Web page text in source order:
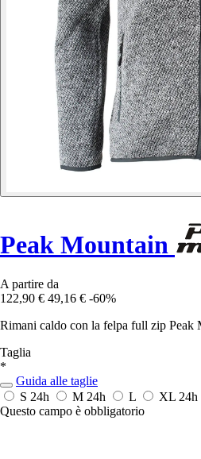
Peak Mountain
A partire da
122,90 € 49,16 € -60%
Rimani caldo con la felpa full zip Peak
Taglia
*
Guida alle taglie
S 24h M 24h L XL 24h
Questo campo è obbligatorio